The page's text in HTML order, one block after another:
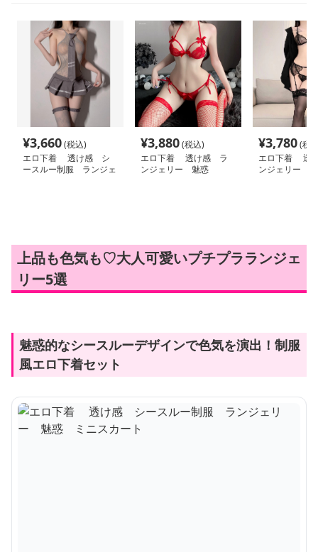
¥3,660(税込)
エロ下着 透け感 シ
ースルー制服 ランジェ
¥3,880(税込)
エロ下着 透け感 ラ
ンジェリー 魅惑
¥3,780(税
エロ下着 透
ンジェリー
上品も色気も♡大人可愛いプチプラランジェ
リー5選
魅惑的なシースルーデザインで色気を演出！制服
風エロ下着セット